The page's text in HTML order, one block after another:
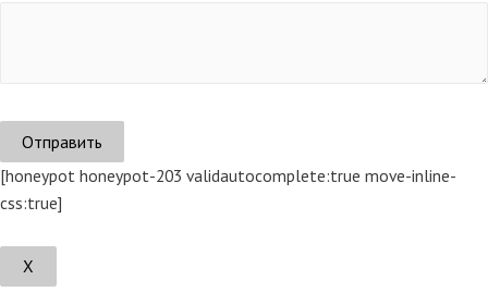
[honeypot honeypot-203 validautocomplete:true move-inline-
css:true]
Х